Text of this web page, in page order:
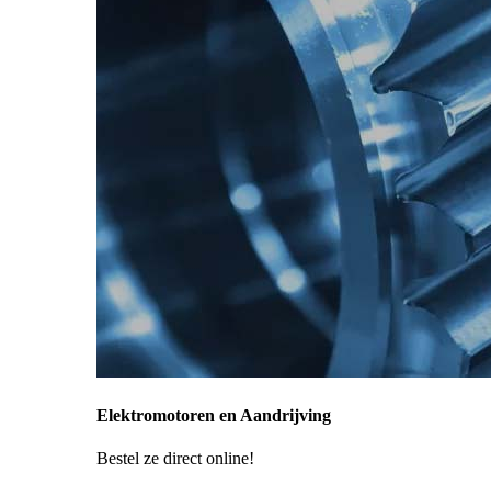
Elektromotoren en Aandrijving
Bestel ze direct online!